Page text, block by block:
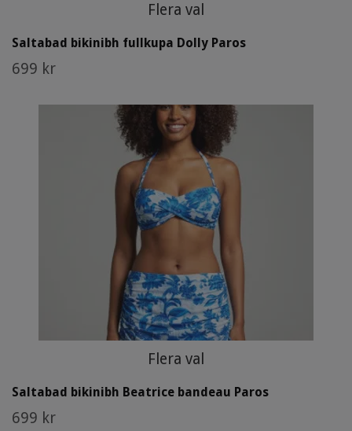
Flera val
Saltabad bikinibh fullkupa Dolly Paros
699 kr
Flera val
Saltabad bikinibh Beatrice bandeau Paros
699 kr